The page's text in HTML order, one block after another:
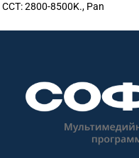
CCT: 2800-8500K., Pan